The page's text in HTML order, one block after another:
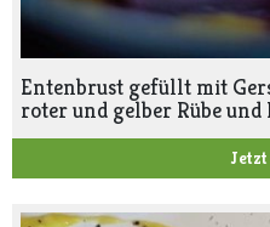
Entenbrust gefüllt mit
roter und gelber Rübe und